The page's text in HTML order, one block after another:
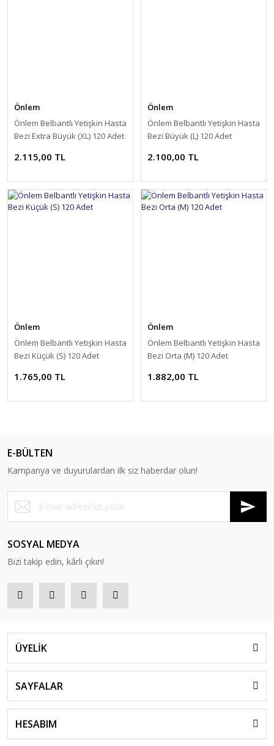
Önlem
Önlem Belbantlı Yetişkin Hasta
Bezi Extra Büyük (XL) 120 Adet
2.115,00 TL
Önlem
Önlem Belbantlı Yetişkin Hasta
Bezi Büyük (L) 120 Adet
2.100,00 TL
Önlem
Önlem Belbantlı Yetişkin Hasta
Bezi Küçük (S) 120 Adet
1.765,00 TL
Önlem
Önlem Belbantlı Yetişkin Hasta
Bezi Orta (M) 120 Adet
1.882,00 TL
E-BÜLTEN
Kampanya ve duyurulardan ilk siz haberdar olun!
SOSYAL MEDYA
Bizi takip edin, kârlı çıkın!
ÜYELİK
SAYFALAR
HESABIM